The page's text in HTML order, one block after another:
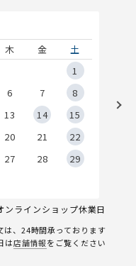
木 金
土
1
6 7
8
13 14
15
20 21
22
27 28
29
ンラインショップ休業日
、24時間承っております
は店舗情報をご覧ください